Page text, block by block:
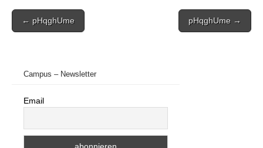
Post
navigation
← pHqghUme pHqghUme →
Campus – Newsletter
Email